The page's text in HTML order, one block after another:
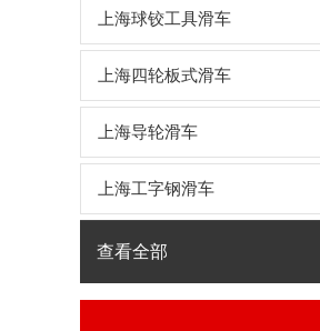
上海球铰工具滑车
上海四轮板式滑车
上海导轮滑车
上海工字钢滑车
查看全部